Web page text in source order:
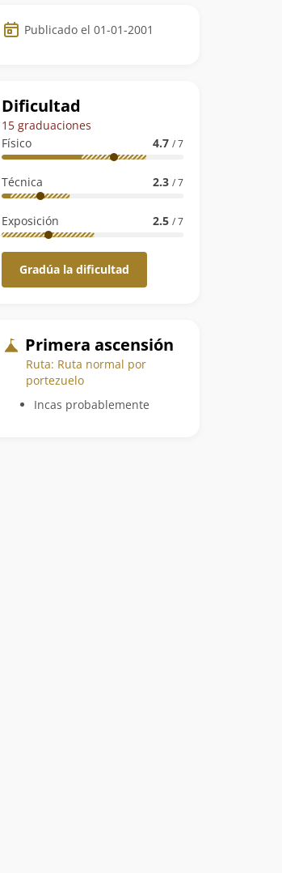
Datos
de
ruta
Publicado el 01-01-2001
Dificultad
15 graduaciones
Físico
4.7 / 7
Técnica 2.3 / 7
Exposición 2.5 / 7
Gradúa la dificultad
Primera ascensión
Ruta: Ruta normal por
portezuelo
Incas probablemente